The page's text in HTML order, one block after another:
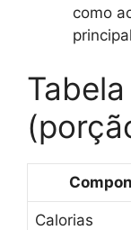
como
Calorias